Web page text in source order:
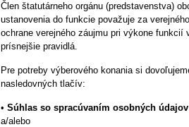
Člen štatutárneho orgánu (predstavenstva)
ustanovenia do funkcie považuje za
ochrane verejného záujmu pri výkone
prísnejšie pravidlá.
Pre potreby výberového konania si
nasledovných tlačív:
• Súhlas so spracúvaním osobných
a/alebo